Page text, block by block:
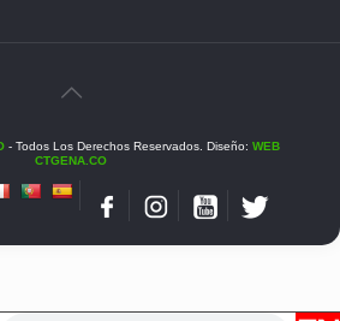
- Todos Los Derechos Reservados. Diseño: WEB
CTGENA.CO